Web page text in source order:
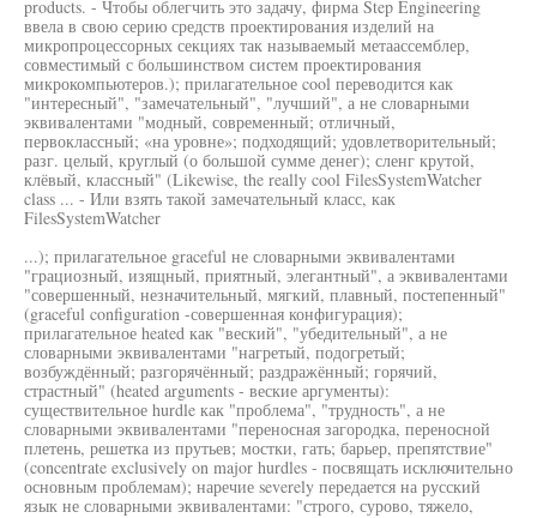
products. - Чтобы облегчить это задачу, фирма Step Engineering
ввела в свою серию средств проектирования изделий на
микропроцессорных секциях так называемый метаассемблер,
совместимый с большинством систем проектирования
микрокомпьютеров.); прилагательное cool переводится как
"интересный", "замечательный", "лучший", а не словарными
эквивалентами "модный, современный; отличный,
первоклассный; «на уровне»; подходящий; удовлетворительный;
разг. целый, круглый (о большой сумме денег); сленг крутой,
клёвый, классный" (Likewise, the really cool FilesSystemWatcher
class ... - Или взять такой замечательный класс, как
FilesSystemWatcher
...); прилагательное graceful не словарными эквивалентами
"грациозный, изящный, приятный, элегантный", а эквивалентами
"совершенный, незначительный, мягкий, плавный, постепенный"
(graceful configuration -совершенная конфигурация);
прилагательное heated как "веский", "убедительный", а не
словарными эквивалентами "нагретый, подогретый;
возбуждённый; разгорячённый; раздражённый; горячий,
страстный" (heated arguments - веские аргументы):
существительное hurdle как "проблема", "трудность", а не
словарными эквивалентами "переносная загородка, переносной
плетень, решетка из прутьев; мостки, гать; барьер, препятствие"
(concentrate exclusively on major hurdles - посвящать исключительно
основным проблемам); наречие severely передается на русский
язык не словарными эквивалентами: "строго, сурово, тяжело,